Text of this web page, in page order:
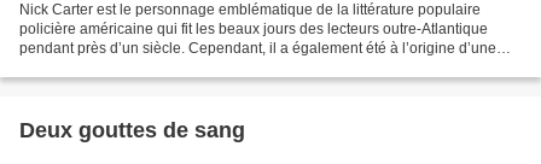
Nick Carter est le personnage emblématique de la littérature populaire
policière américaine qui fit les beaux jours des lecteurs outre-Atlantique
pendant près d’un siècle. Cependant, il a également été à l’origine d’une
Deux gouttes de sang